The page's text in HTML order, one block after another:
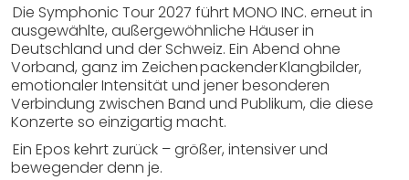
Die Symphonic Tour 2027 führt MONO INC. erneut in
ausgewählte, außergewöhnliche Häuser in
Deutschland und der Schweiz. Ein Abend ohne
Vorband, ganz im Zeichen packender Klangbilder,
emotionaler Intensität und jener besonderen
Verbindung zwischen Band und Publikum, die diese
Konzerte so einzigartig macht.
Ein Epos kehrt zurück – größer, intensiver und
bewegender denn je.